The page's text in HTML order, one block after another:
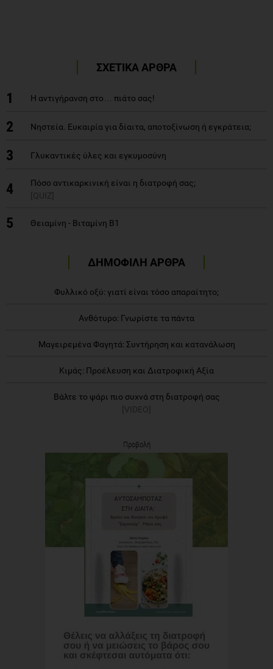
ΣΧΕΤΙΚΑ ΑΡΘΡΑ
1 Η αντιγήρανση στο… πιάτο σας!
2 Νηστεία. Ευκαιρία για δίαιτα, αποτοξίνωση ή εγκράτεια;
3 Γλυκαντικές ύλες και εγκυμοσύνη
4
Πόσο αντικαρκινική είναι η διατροφή σας;
[QUIZ]
5 Θειαμίνη - Βιταμίνη Β1
ΔΗΜΟΦΙΛΗ ΑΡΘΡΑ
Φυλλικό οξύ: γιατί είναι τόσο απαραίτητο;
Ανθότυρο: Γνωρίστε τα πάντα
Μαγειρεμένα Φαγητά: Συντήρηση και κατανάλωση
Κιμάς: Προέλευση και Διατροφική Αξία
Βάλτε το ψάρι πιο συχνά στη διατροφή σας
[VIDEO]
Προβολή